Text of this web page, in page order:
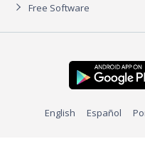
Free Software
English Español